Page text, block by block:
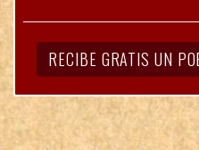
RECIBE GRATIS UN